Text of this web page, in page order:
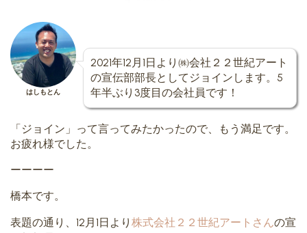
はしもとん
2021年12月1日より㈱会社２２世紀アート
の宣伝部部長としてジョインします。5
年半ぶり3度目の会社員です！
「ジョイン」って言ってみたかったので、もう満足です。
お疲れ様でした。
ーーーー
橋本です。
表題の通り、12月1日より 株式会社２２世紀アートさんの宣